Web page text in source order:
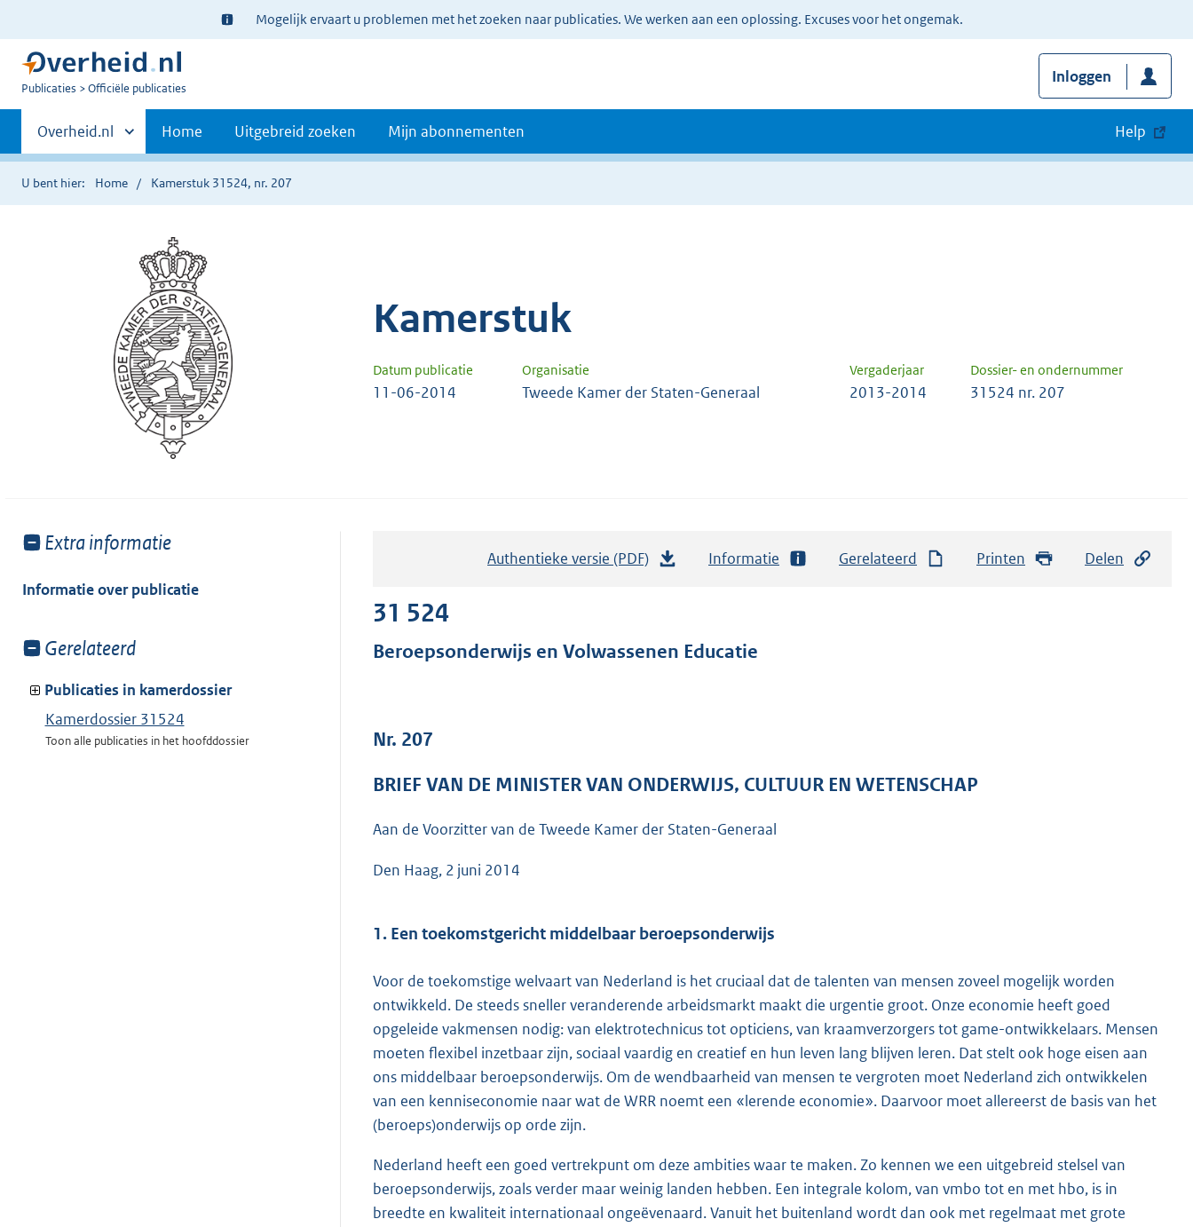
Ter
informatie:
Mogelijk ervaart u problemen met het zoeken naar publicaties. We werken aan een oplossing. Excuses voor het ongemak.
U
Publicaties Officiële publicaties
Inloggen
Primaire
navigatie
Andere
sites
binnen
Overheid.nl Home Uitgebreid zoeken Mijn abonnementen Help
U bent hier: Home Kamerstuk 31524, nr. 207
Kamerstuk
Datum publicatie Organisatie Vergaderjaar Dossier- en ondernummer
11-06-2014 Tweede Kamer der Staten-Generaal 2013-2014 31524 nr. 207
Toon
van:
Extra informatie
Informatie over publicatie
Toon
van:
Gerelateerd
Publicaties in kamerdossier
Kamerdossier 31524
Toon alle publicaties in het hoofddossier
Authentieke versie (PDF)
a
r
o
2
3
K
b
Informatie Gerelateerd Printen Delen
31 524
Beroepsonderwijs en Volwassenen Educatie
Nr. 207
BRIEF VAN DE MINISTER VAN ONDERWIJS, CULTUUR EN WETENSCHAP
Aan de Voorzitter van de Tweede Kamer der Staten-Generaal
Den Haag, 2 juni 2014
1. Een toekomstgericht middelbaar beroepsonderwijs
Voor de toekomstige welvaart van Nederland is het cruciaal dat de talenten van mensen zoveel mogelijk worden
ontwikkeld. De steeds sneller veranderende arbeidsmarkt maakt die urgentie groot. Onze economie heeft goed
opgeleide vakmensen nodig: van elektrotechnicus tot opticiens, van kraamverzorgers tot game-ontwikkelaars. Mensen
moeten flexibel inzetbaar zijn, sociaal vaardig en creatief en hun leven lang blijven leren. Dat stelt ook hoge eisen aan
ons middelbaar beroepsonderwijs. Om de wendbaarheid van mensen te vergroten moet Nederland zich ontwikkelen
van een kenniseconomie naar wat de WRR noemt een «lerende economie». Daarvoor moet allereerst de basis van het
(beroeps)onderwijs op orde zijn.
Nederland heeft een goed vertrekpunt om deze ambities waar te maken. Zo kennen we een uitgebreid stelsel van
beroepsonderwijs, zoals verder maar weinig landen hebben. Een integrale kolom, van vmbo tot en met hbo, is in
breedte en kwaliteit internationaal ongeëvenaard. Vanuit het buitenland wordt dan ook met regelmaat met grote